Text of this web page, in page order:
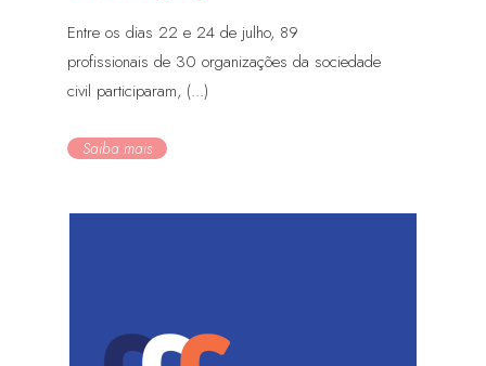
Entre os dias 22 e 24 de julho, 89
profissionais de 30 organizações da sociedade
civil participaram, (...)
Saiba mais